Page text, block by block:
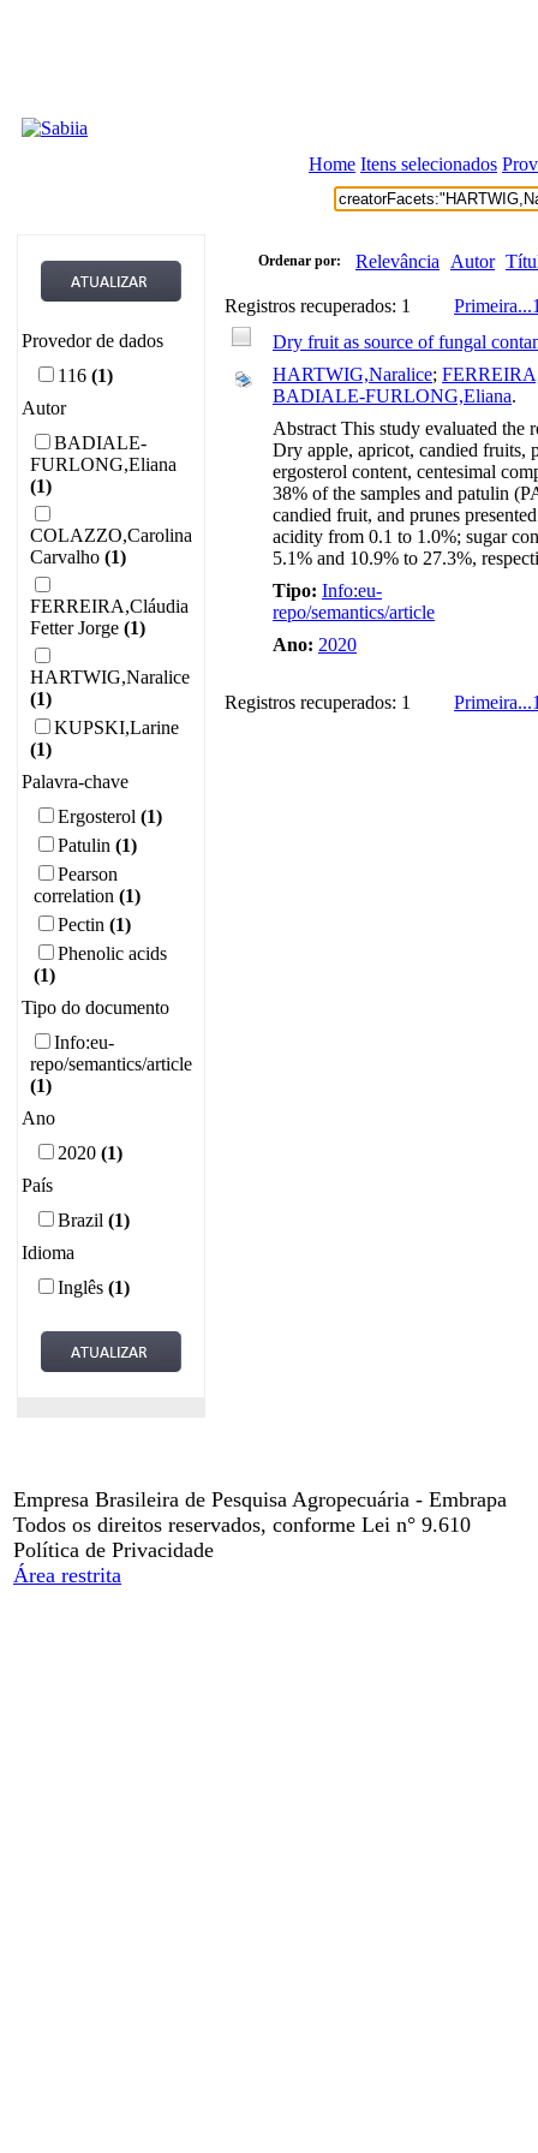
Home Itens selecionados
Provedor de dados
116 (1)
Autor
BADIALE-
FURLONG,Eliana
(1)
COLAZZO,Carolina
Carvalho (1)
FERREIRA,Cláudia
Fetter Jorge (1)
HARTWIG,Naralice
(1)
KUPSKI,Larine
(1)
Palavra-chave
Ergosterol (1)
Patulin (1)
Pearson
correlation (1)
Pectin (1)
Phenolic acids
(1)
Tipo do documento
Info:eu-
repo/semantics/article
(1)
Ano
2020 (1)
País
Brazil (1)
Idioma
Inglês (1)
Ordenar por: Relevância Autor
Registros recuperados: 1 Primeira...
Dry fruit as source of fungal
HARTWIG,Naralice;
BADIALE-FURLONG,Eliana.
Abstract This study evaluated the
Dry apple, apricot, candied fruits,
ergosterol content, centesimal
38% of the samples and patulin
candied fruit, and prunes
acidity from 0.1 to 1.0%; sugar
5.1% and 10.9% to 27.3%,
Tipo: Info:eu-
repo/semantics/article
Ano: 2020
Registros recuperados: 1 Primeira...
Empresa Brasileira de Pesquisa Agropecuária - Embrapa
Todos os direitos reservados, conforme Lei n° 9.610
Política de Privacidade
Área restrita